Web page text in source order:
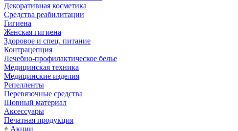
Декоративная косметика
Средства реабилитации
Гигиена
Женская гигиена
Здоровое и спец. питание
Контрацепция
Лечебно-профилактическое белье
Медицинская техника
Медицинские изделия
Репелленты
Перевязочные средства
Шовный материал
Аксессуары
Печатная продукция
Акции